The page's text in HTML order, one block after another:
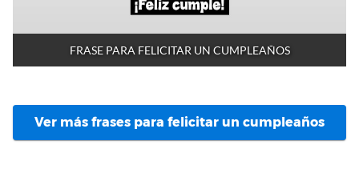
FRASE PARA FELICITAR UN CUMPLEAÑOS
Ver más frases para felicitar un cumpleaños